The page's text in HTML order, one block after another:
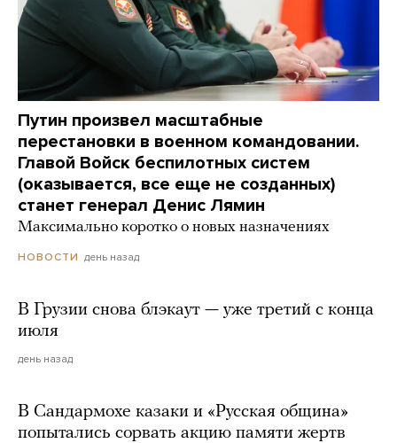
Путин произвел масштабные
перестановки в военном командовании.
Главой Войск беспилотных систем
(оказывается, все еще не созданных)
станет генерал Денис Лямин
Максимально коротко о новых назначениях
НОВОСТИ день назад
В Грузии снова блэкаут — уже третий с конца
июля
день назад
В Сандармохе казаки и «Русская община»
попытались сорвать акцию памяти жертв